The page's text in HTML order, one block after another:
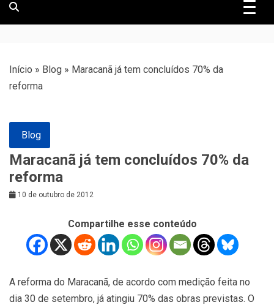
Empreiteiro
Início » Blog » Maracanã já tem concluídos 70% da
reforma
Blog
Maracanã já tem concluídos 70% da
reforma
10 de outubro de 2012
Compartilhe esse conteúdo
A reforma do Maracanã, de acordo com medição feita no
dia 30 de setembro, já atingiu 70% das obras previstas. O